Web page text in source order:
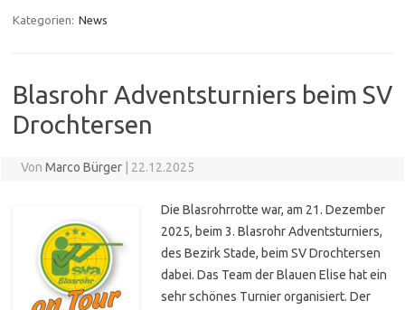
Kategorien: News
Blasrohr Adventsturniers beim SV
Drochtersen
Von Marco Bürger 22.12.2025
Die Blasrohrrotte war, am 21. Dezember
2025, beim 3. Blasrohr Adventsturniers,
des Bezirk Stade, beim SV Drochtersen
dabei. Das Team der Blauen Elise hat ein
sehr schönes Turnier organisiert. Der